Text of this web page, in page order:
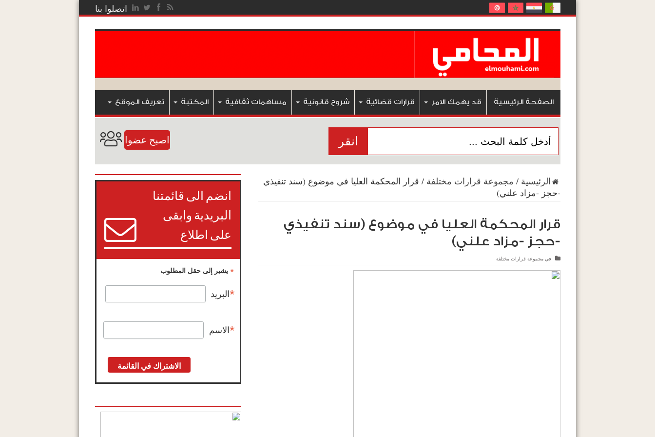
اتصلوا بنا
الصفحة الرئيسية قد يهمك الامر قرارات قضائية شروح قانونية مساهمات ثقافية المكتبة تعريف الموقع
انقر اصبح عضوا
الرئيسية / مجموعة قرارات مختلفة / قرار المحكمة العليا في موضوع (سند تنفيذي
-حجز -مزاد علني)
قرار المحكمة العليا في موضوع (سند تنفيذي
-حجز -مزاد علني)
فيمجموعة قرارات مختلفة
انضم الى قائمتنا
البريدية وابقى
على اطلاع
*يشير إلى حقل المطلوب
* البريد
*الاسم